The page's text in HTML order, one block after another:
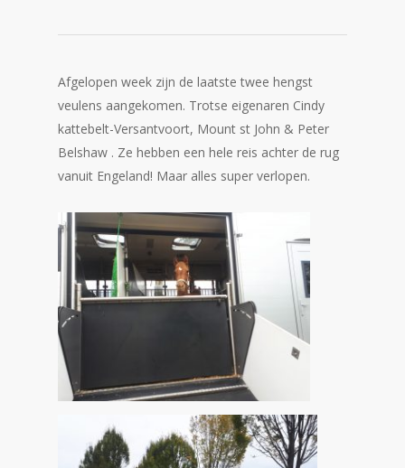
Afgelopen week zijn de laatste twee hengst
veulens aangekomen. Trotse eigenaren Cindy
kattebelt-Versantvoort, Mount st John & Peter
Belshaw . Ze hebben een hele reis achter de rug
vanuit Engeland! Maar alles super verlopen.